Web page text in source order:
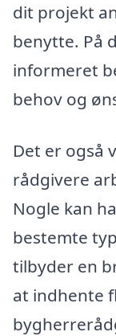
dit projekt
benytte. På
informeret
behov og
Det er også
rådgivere
Nogle kan
bestemte
tilbyder en
at indhente